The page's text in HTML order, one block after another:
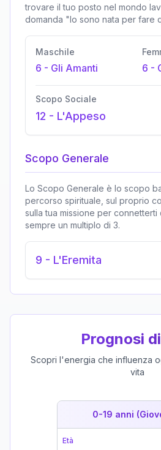
trovare il tuo posto nel mondo
domanda "Io sono nata per fare
Maschile
6 - Gli Amanti 6 -
Scopo Sociale
12 - L'Appeso
Scopo Generale
Lo Scopo Generale è lo scopo
percorso spirituale, sul proprio
sulla tua missione per connetterti
sempre un multiplo di 3.
9 - L'Eremita
Prognosi
Scopri l'energia che influenza
vita
0-19 anni
Età